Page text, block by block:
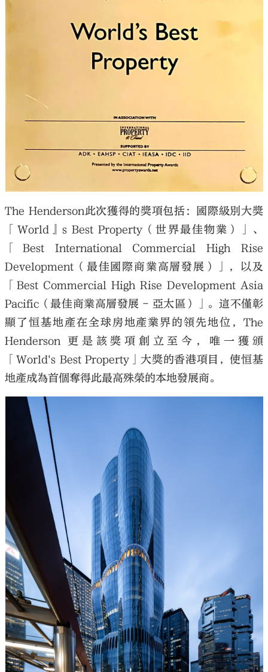
The Henderson此次獲得的獎項包括：國際級別大獎
「World』s Best Property（世界最佳物業）」、
「Best International Commercial High Rise
Development（最佳國際商業高層發展）」，以及
「Best Commercial High Rise Development Asia
Pacific（最佳商業高層發展 - 亞太區）」。這不僅彰
顯了恒基地產在全球房地產業界的領先地位，The
Henderson 更是該獎項創立至今，唯一獲頒
「World's Best Property」大獎的香港項目，使恒基
地產成為首個奪得此最高殊榮的本地發展商。